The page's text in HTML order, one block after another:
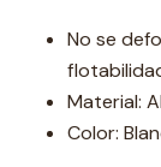
No se
Material:
Color: